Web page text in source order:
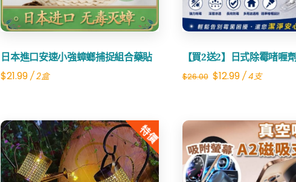
日本進口安速小強蟑螂捕捉組合藥貼
$21.99 / 2盒
【買2送2】日式除霉啫喱劑
$26.00 Original
$26.00.
$12.99Current
$12.99.
/ 4支
特價